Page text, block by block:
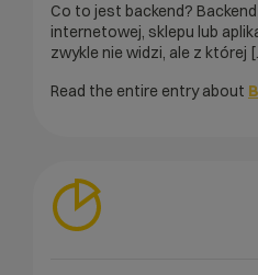
Co to jest backend?
internetowej, sklepu lub
zwykle nie widzi, ale z której
Read the entire entry about